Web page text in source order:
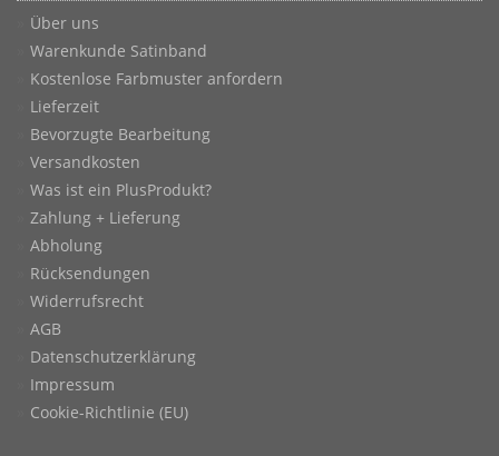
Über uns
Warenkunde Satinband
Kostenlose Farbmuster anfordern
Lieferzeit
Bevorzugte Bearbeitung
Versandkosten
Was ist ein PlusProdukt?
Zahlung + Lieferung
Abholung
Rücksendungen
Widerrufsrecht
AGB
Datenschutzerklärung
Impressum
Cookie-Richtlinie (EU)